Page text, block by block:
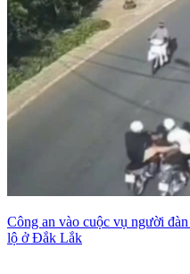
Công an vào cuộc vụ người
lộ ở Đắk Lắk